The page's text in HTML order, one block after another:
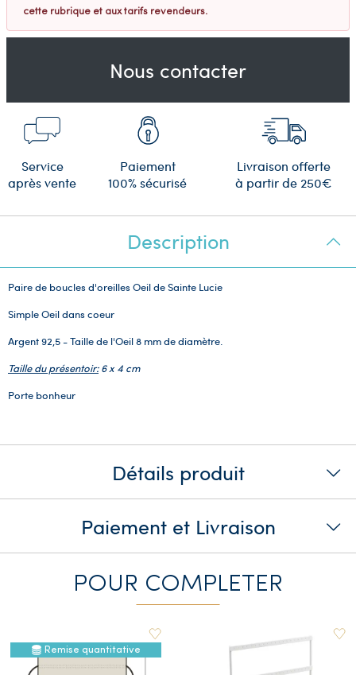
cette rubrique et aux tarifs revendeurs.
Nous contacter
Service
après vente
Paiement
100% sécurisé
Livraison offerte
à partir de 250€
Description
Paire de boucles d'oreilles Oeil de Sainte Lucie
Simple Oeil dans coeur
Argent 92,5 - Taille de l'Oeil 8 mm de diamètre.
Taille du présentoir:6 x 4 cm
Porte bonheur
Détails produit
Paiement et Livraison
POUR COMPLETER
Remise quantitative